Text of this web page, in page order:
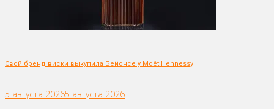
Свой бренд виски выкупила Бейонсе у Moët Hennessy
5 августа 20265 августа 2026